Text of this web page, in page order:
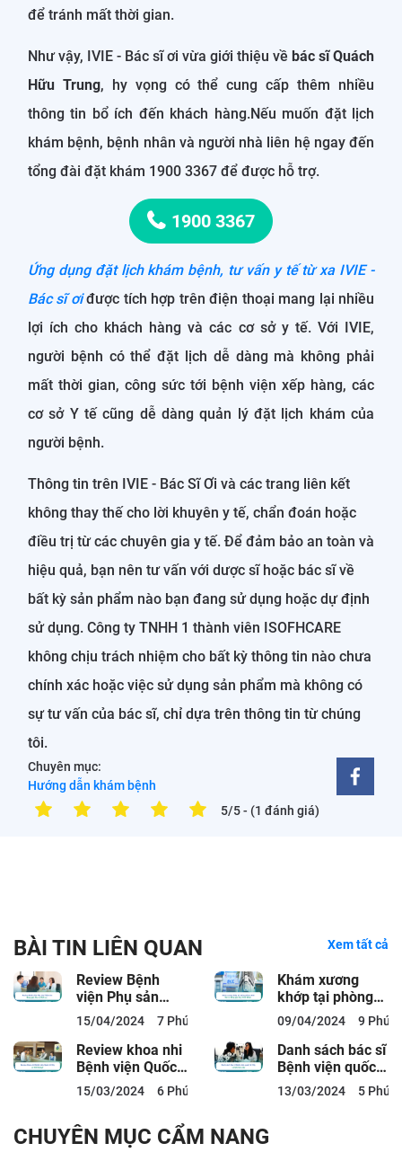
để tránh mất thời gian.
Như vậy, IVIE - Bác sĩ ơi vừa giới thiệu về bác sĩ Quách
Hữu Trung, hy vọng có thể cung cấp thêm nhiều
thông tin bổ ích đến khách hàng.Nếu muốn đặt lịch
khám bệnh, bệnh nhân và người nhà liên hệ ngay đến
tổng đài đặt khám 1900 3367 để được hỗ trợ.
1900 3367
Ứng dụng đặt lịch khám bệnh, tư vấn y tế từ xa IVIE -
Bác sĩ ơiđược tích hợp trên điện thoại mang lại nhiều
lợi ích cho khách hàng và các cơ sở y tế. Với IVIE,
người bệnh có thể đặt lịch dễ dàng mà không phải
mất thời gian, công sức tới bệnh viện xếp hàng, các
cơ sở Y tế cũng dễ dàng quản lý đặt lịch khám của
người bệnh.
Thông tin trên IVIE - Bác Sĩ Ơi và các trang liên kết
không thay thế cho lời khuyên y tế, chẩn đoán hoặc
điều trị từ các chuyên gia y tế. Để đảm bảo an toàn và
hiệu quả, bạn nên tư vấn với dược sĩ hoặc bác sĩ về
bất kỳ sản phẩm nào bạn đang sử dụng hoặc dự định
sử dụng. Công ty TNHH 1 thành viên ISOFHCARE
không chịu trách nhiệm cho bất kỳ thông tin nào chưa
chính xác hoặc việc sử dụng sản phẩm mà không có
sự tư vấn của bác sĩ, chỉ dựa trên thông tin từ chúng
tôi.
Chuyên mục:
Hướng dẫn khám bệnh
5/5- (1 đánh giá)
BÀI TIN LIÊN QUAN Xem tất cả
Review Bệnh
viện Phụ sản
Thiện An: Bảng
giá, Bác sĩ, Dịch
vụ
15/04/2024 7 Phút đọc
Khám xương
khớp tại phòng
khám ACC: Bác
sĩ, Bảng giá,
Quy...
09/04/2024 9 Phút
Review khoa nhi
Bệnh viện Quốc
tế City có tốt
không?
15/03/2024 6 Phút đọc
Danh sách bác sĩ
Bệnh viện quốc
tế City và lịch
làm việc
13/03/2024 5 Phút
CHUYÊN MỤC CẨM NANG